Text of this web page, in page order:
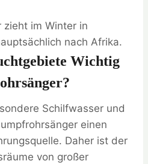
zieht im Winter in
nach Afrika.
Wichtig
Schilfwasser und
einen
Daher ist der
von großer